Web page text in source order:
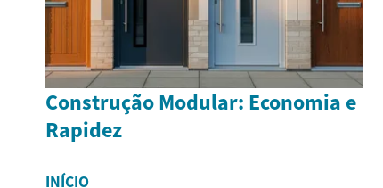
Construção Modular: Economia e
Rapidez
INÍCIO